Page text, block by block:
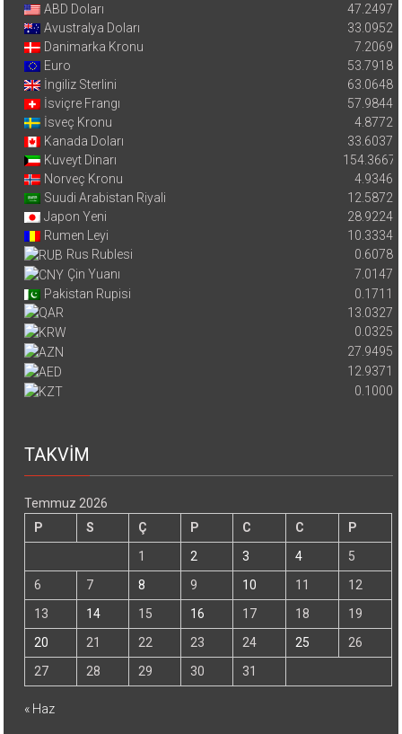
ABD Doları
47.2497
Avustralya Doları
33.0952
Danimarka Kronu
7.2069
Euro
53.7918
İngiliz Sterlini
63.0648
İsviçre Frangı
57.9844
İsveç Kronu
4.8772
Kanada Doları
33.6037
Kuveyt Dinarı
154.3667
Norveç Kronu
4.9346
Suudi Arabistan Riyali
12.5872
Japon Yeni
28.9224
Rumen Leyi
10.3334
Rus Rublesi
0.6078
Çin Yuanı
7.0147
Pakistan Rupisi
0.1711
13.0327
0.0325
27.9495
12.9371
0.1000
TAKVİM
Temmuz 2026
P
S Ç P C C
P
1
2 3 4
5
6
7 8 9 10 11
12
13
14 15 16 17 18
19
20
21 22 23 24 25
26
27
28 29 30 31
« Haz